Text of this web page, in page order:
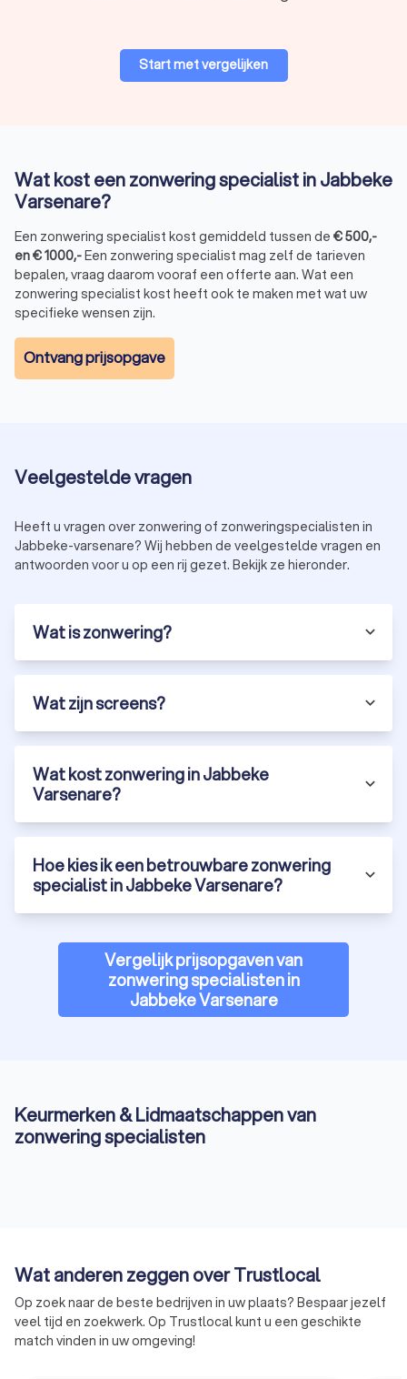
Vraag gratis en vrijblijvend vier offertes aan bij lokale
Ons platform maakt het eenvoudig om offertes te vergelijken
en de beste prijs-kwaliteitsverhouding te vinden voor uw huis.
Vertrouw op Trustlocal voor deskundig advies, hoge kwaliteit
Start met vergelijken
Wat kost een zonwering specialist in Jabbeke
Varsenare?
Een zonwering specialist kost gemiddeld tussen de €500,-
en€1000,-Een zonwering specialist mag zelf de tarieven
bepalen, vraag daarom vooraf een offerte aan. Wat een
zonwering specialist kost heeft ook te maken met wat uw
specifieke wensen zijn.
Ontvang prijsopgave
Veelgestelde vragen
Heeft u vragen over zonwering of zonweringspecialisten in
Jabbeke-varsenare? Wij hebben de veelgestelde vragen en
antwoorden voor u op een rij gezet. Bekijk ze hieronder.
Wat is zonwering?
Wat zijn screens?
Wat kost zonwering in Jabbeke
Varsenare?
Hoe kies ik een betrouwbare zonwering
specialist in Jabbeke Varsenare?
Vergelijk prijsopgaven van
zonwering specialisten in
Jabbeke Varsenare
Keurmerken & Lidmaatschappen van
zonwering specialisten
Wat anderen zeggen over Trustlocal
Op zoek naar de beste bedrijven in uw plaats? Bespaar jezelf
veel tijd en zoekwerk. Op Trustlocal kunt u een geschikte
match vinden in uw omgeving!